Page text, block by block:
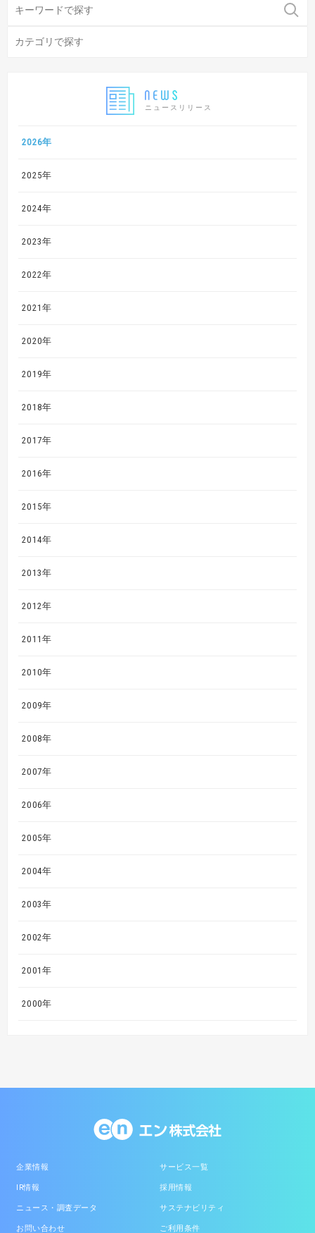
ニュースリリース
2026年
2025年
2024年
2023年
2022年
2021年
2020年
2019年
2018年
2017年
2016年
2015年
2014年
2013年
2012年
2011年
2010年
2009年
2008年
2007年
2006年
2005年
2004年
2003年
2002年
2001年
2000年
企業情報 サービス一覧
IR情報 採用情報
ニュース・調査データ サステナビリティ
お問い合わせ ご利用条件